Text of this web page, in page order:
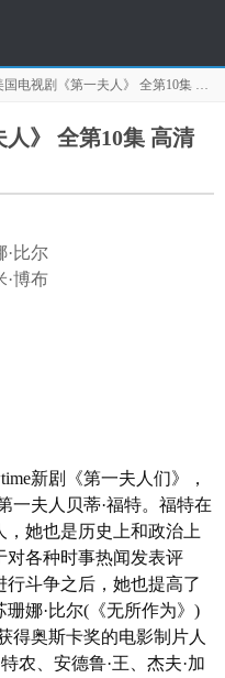
国电视剧《第一夫人》 全第10集
》 全第10集 高清
比尔
博布
尔
新剧《第一夫人们》，
一夫人贝蒂·福特。福特在
，她也是历史上和政治上
对各种时事热闻发表评
斗争之后，她也提高了
娜·比尔(《无所作为》)
得奥斯卡奖的电影制片人
农、安德鲁·王、杰夫·加